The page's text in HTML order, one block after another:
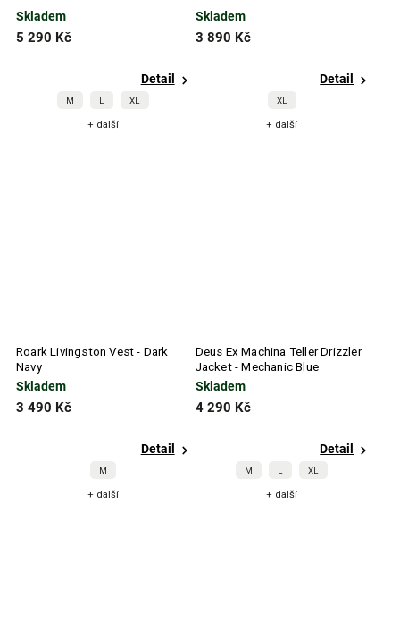
Skladem
5 290 Kč
Detail
M L XL
+ další
Skladem
3 890 Kč
Detail
XL
+ další
Roark Livingston Vest - Dark
Navy
Skladem
3 490 Kč
Detail
M
+ další
Deus Ex Machina Teller Drizzler
Jacket - Mechanic Blue
Skladem
4 290 Kč
Detail
M L XL
+ další